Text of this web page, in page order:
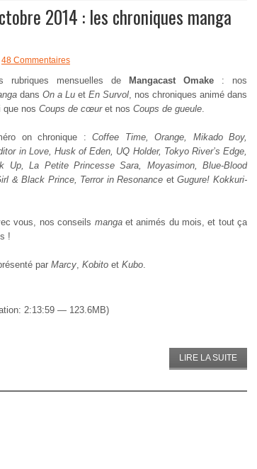
2014 : les chroniques manga
48 Commentaires
rubriques mensuelles de Mangacast Omake : nos
dans On a Lu et En Survol, nos chroniques animé dans
que nos Coups de cœuret nos Coups de gueule.
on chronique : Coffee Time, Orange, Mikado Boy,
in Love, Husk of Eden, UQ Holder, Tokyo River’s Edge,
Up, La Petite Princesse Sara, Moyasimon, Blue-Blood
& Black Prince, Terror in Resonance etGugure! Kokkuri-
vous, nos conseils mangaet animés du mois, et tout ça
!
par Marcy, Kobito et Kubo.
2:13:59 — 123.6MB)
LIRE LA SUITE